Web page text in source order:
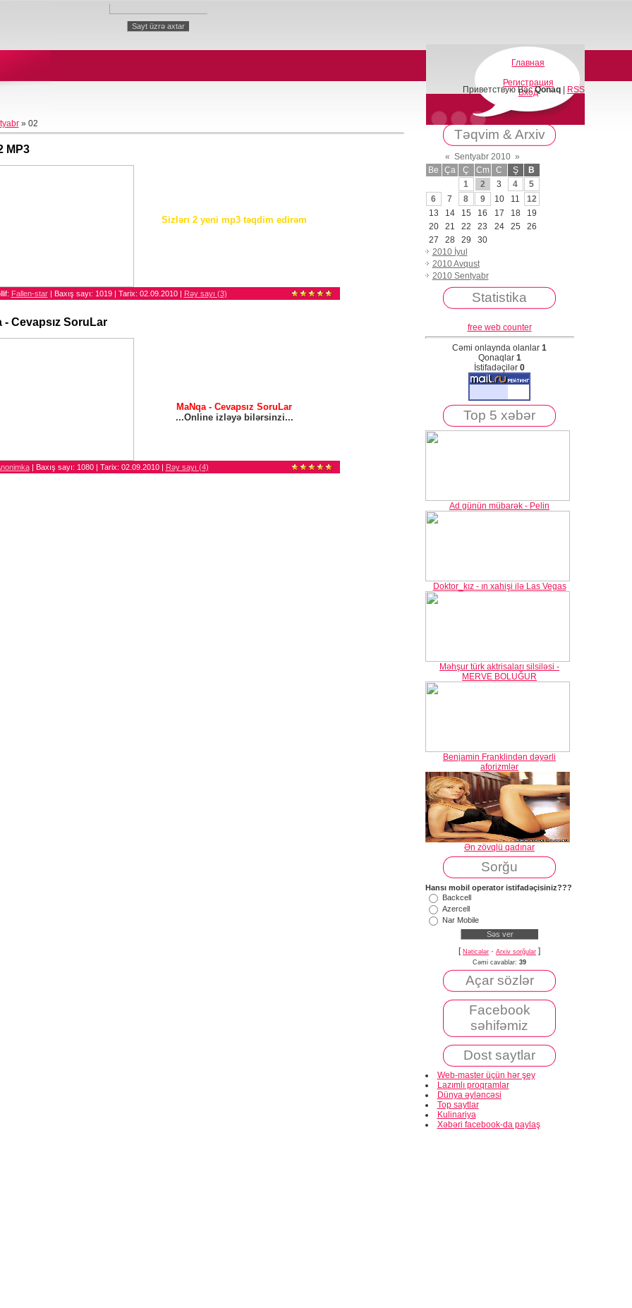
Главная
Регистрация
Вход
Приветствую Вас Qonaq| RSS
» 02
MP3
Sizlərı 2 yeni mp3 təqdim edirəm
Fallen-star| Baxış sayı: 1019 | Tarix: 02.09.2010| Rəy sayı (3)
- Cevapsız SoruLar
MaNqa - Cevapsız SoruLar
...Online izləyə bilərsinzi...
| Baxış sayı: 1080 | Tarix: 02.09.2010| Rəy sayı (4)
Təqvim & Arxiv
« Sentyabr 2010 »
Be
Ça Ç Cm C Ş
B
1
2 3 4
5
6
7 8 9 10 11
12
13
14 15 16 17 18
19
20
21 22 23 24 25
26
27
28 29
30
2010 İyul
2010 Avqust
2010 Sentyabr
Statistika
free web counter
Cəmi onlaynda olanlar 1
Qonaqlar 1
İstifadəçilər 0
Top 5 xəbər
Ad günün mübarək - Pelin
Doktor_kız - ın xahişi ilə Las Vegas
Məhşur türk aktrisaları silsiləsi -
MERVE BOLUĞUR
Benjamin Franklindən dəyərli
aforizmlər
Ən zövqlü qadınar
Sorğu
Hansı mobil operator istifadəçisiniz???
Backcell
Azercell
Nar Mobile
[ Nəticələr · Arxiv sorğular ]
Cəmi cavablar: 39
Açar sözlər
Facebook
səhifəmiz
Dost saytlar
Web-master üçün hər şey
Lazımlı proqramlar
Dünya əyləncəsi
Top saytlar
Kulinariya
Xəbəri facebook-da paylaş